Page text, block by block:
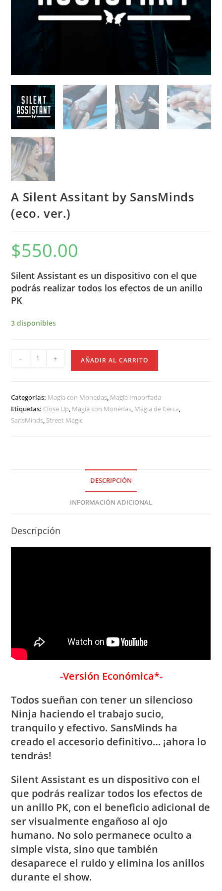
A Silent Assitant by SansMinds
(eco. ver.)
$550.00
Silent Assistant es un dispositivo con el que
podrás realizar todos los efectos de un anillo
PK
3 disponibles
Silent
SansMinds
(eco.
- + AÑADIR AL CARRITO
Categorías: Magia con Monedas Magia Importada
Etiquetas: Close Up Magia con Monedas Magia de Cerca
SansMinds Street Magic
DESCRIPCIÓN
INFORMACIÓN ADICIONAL
Descripción
-Versión Económica*-
Todos sueñan con tener un silencioso
Ninja haciendo el trabajo sucio,
tranquilo y efectivo. SansMinds ha
creado el accesorio definitivo… ¡ahora lo
tendrás!
Silent Assistant es un dispositivo con el
que podrás realizar todos los efectos de
un anillo PK, con el beneficio adicional de
ser visualmente engañoso al ojo
humano. No solo permanece oculto a
simple vista, sino que también
desaparece el ruido y elimina los anillos
durante el show.